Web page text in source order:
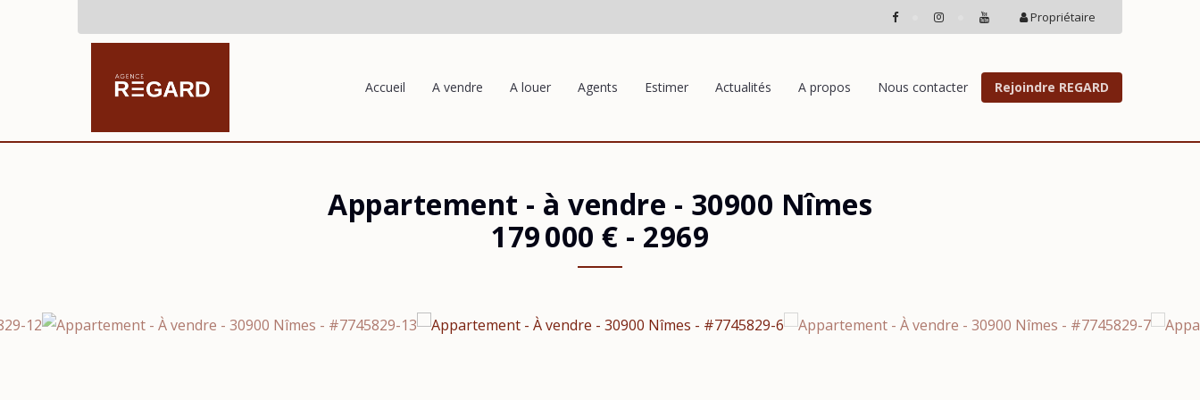
Propriétaire
Accueil A vendre A louer Agents Estimer Actualités A propos Nous contacter Rejoindre REGARD
Appartement - à vendre - 30900 Nîmes
179 000 € - 2969